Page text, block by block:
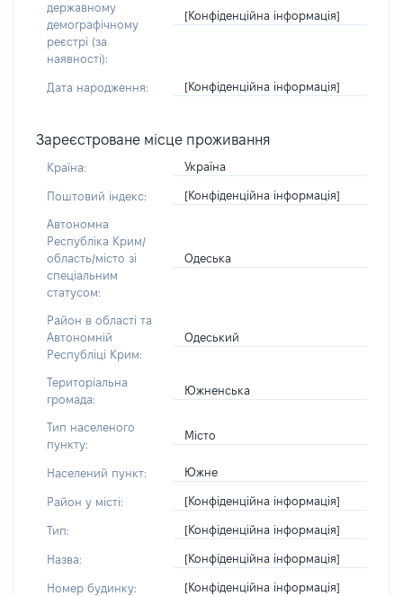
державному
демографічному
реєстрі (за
наявності):
[Конфіденційна інформація]
Дата народження: [Конфіденційна інформація]
Зареєстроване місце проживання
Країна: Україна
Поштовий індекс: [Конфіденційна інформація]
Автономна
Республіка Крим/
область/місто зі
спеціальним
статусом:
Одеська
Район в області та
Автономній
Республіці Крим:
Одеський
Територіальна
громада:
Южненська
Тип населеного
пункту:
Місто
Населений пункт: Южне
Район у місті: [Конфіденційна інформація]
Тип: [Конфіденційна інформація]
Назва: [Конфіденційна інформація]
Номер будинку: [Конфіденційна інформація]